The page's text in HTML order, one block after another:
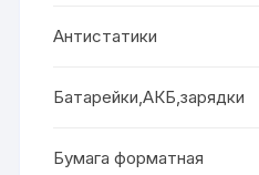
Антистатики
Батарейки,АКБ,зарядки
Бумага форматная